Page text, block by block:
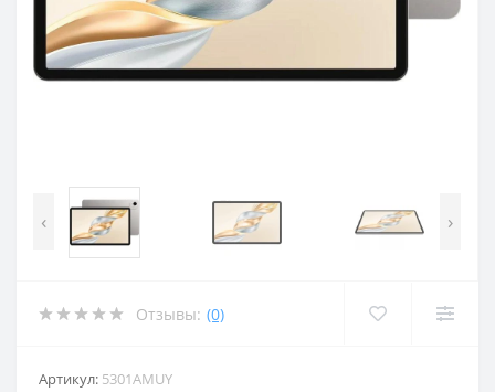
‹ ›
Отзывы: (0)
Артикул: 5301AMUY